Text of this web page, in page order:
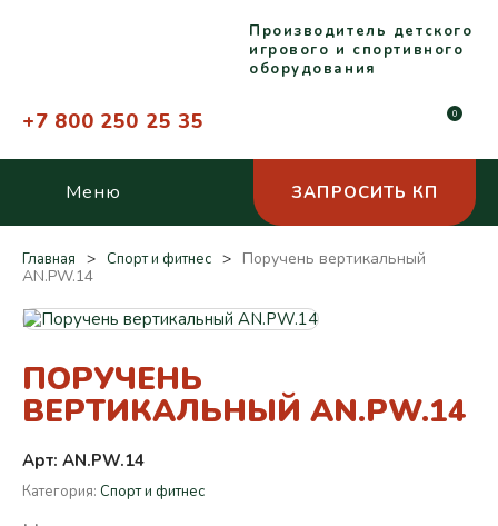
Производитель детского
игрового и спортивного
оборудования
+7 800 250 25 35 0
Меню ЗАПРОСИТЬ КП
Главная Спорт и фитнес
Поручень вертикальный
AN.PW.14
ПОРУЧЕНЬ
ВЕРТИКАЛЬНЫЙ AN.PW.14
Арт: AN.PW.14
Категория: Спорт и фитнес